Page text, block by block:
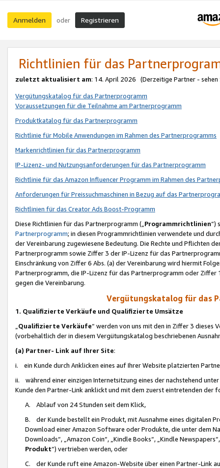
Anmelden oder Registrieren
Richtlinien für das
zuletzt aktualisiert am: 14. April 2026 (Derzeitige Partner - sehen
Vergütungskatalog für das Partnerprogramm
Voraussetzungen für die Teilnahme am Partnerprogramm
Produktkatalog für das Partnerprogramm
Richtlinie für Mobile Anwendungen im Rahmen des Partnerprogramms
Markenrichtlinien für das Partnerprogramm
IP-Lizenz- und Nutzungsanforderungen für das Partnerprogramm
Richtlinie für das Amazon Influencer Programm im Rahmen des
Anforderungen für Preissuchmaschinen in Bezug auf das
Richtlinien für das Creator Ads Boost-Programm
Diese Richtlinien für das Partnerprogramm („Programmrichtlinien“)
Partnerprogramm; in diesen Programmrichtlinien verwendete und
der Vereinbarung zugewiesene Bedeutung. Die Rechte und Pflichten
Partnerprogramm sowie Ziffer 3 der IP-Lizenz für das
Einschränkung von Ziffer 6 Abs. (a) der Vereinbarung wird hiermit
Partnerprogramm, die IP-Lizenz für das Partnerprogramm oder
gegen die Vereinbarung.
Vergütungskatalog für das
1. Qualifizierte Verkäufe und Qualifizierte Umsätze
Qualifizierte Verkäufe“ werden von uns mit den in Ziffer 3
(vorbehaltlich der in diesem Vergütungskatalog beschriebenen
(a) Partner- Link auf Ihrer Site:
i. ein Kunde durch Anklicken eines auf Ihrer Website platzierten
ii. während einer einzigen Internetsitzung eines der nachstehend
Kunde den Partner-Link anklickt und mit dem zuerst eintretenden der
A. Ablauf von 24 Stunden seit dem Klick,
B. der Kunde bestellt ein Produkt, mit Ausnahme eines digitalen
Download einer Amazon Software oder Produkte, die unter dem
Downloads“, „Amazon Coin“, „Kindle Books“, „Kindle
Produkt“) vertrieben werden, oder
C. der Kunde ruft eine Amazon-Website über einen Partner-Link